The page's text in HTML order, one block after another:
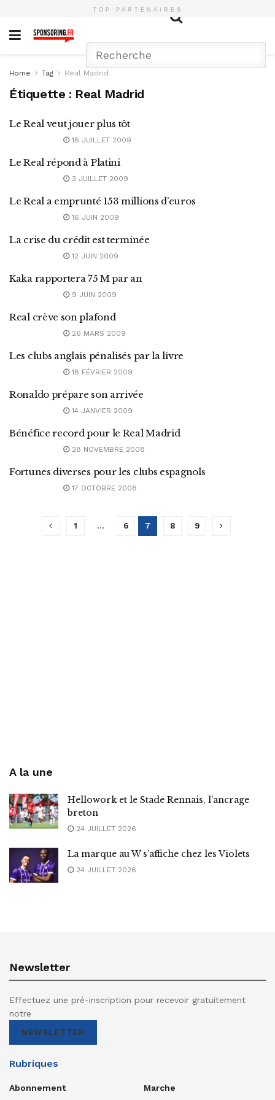
TOP PARTENAIRES
Home Tag Real Madrid
Étiquette : Real Madrid
Le Real veut jouer plus tôt
16 JUILLET 2009
Le Real répond à Platini
3 JUILLET 2009
Le Real a emprunté 153 millions d’euros
16 JUIN 2009
La crise du crédit est terminée
12 JUIN 2009
Kaka rapportera 75 M par an
9 JUIN 2009
Real crève son plafond
26 MARS 2009
Les clubs anglais pénalisés par la livre
18 FÉVRIER 2009
Ronaldo prépare son arrivée
14 JANVIER 2009
Bénéfice record pour le Real Madrid
28 NOVEMBRE 2008
Fortunes diverses pour les clubs espagnols
17 OCTOBRE 2008
1 … 6 7 8 9
A la une
Hellowork et le Stade Rennais, l’ancrage
breton
24 JUILLET 2026
La marque au W s’affiche chez les Violets
24 JUILLET 2026
Newsletter
Effectuez une pré-inscription pour recevoir gratuitement
notre
NEWSLETTER
Rubriques
Abonnement
Marche